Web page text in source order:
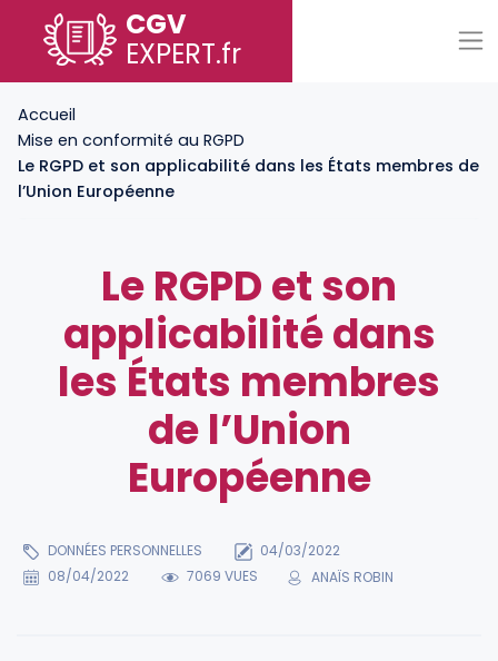
CGV
EXPERT.fr
Accueil
Mise en conformité au RGPD
Le RGPD et son applicabilité dans les États membres de
l’Union Européenne
Le RGPD et son
applicabilité dans
les États membres
de l’Union
Européenne
DONNÉES PERSONNELLES
04/03/2022
08/04/2022
7069 VUES ANAÏS ROBIN